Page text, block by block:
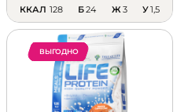
ККАЛ 128 Б24 Ж3 У1,5
ВЫГОДНО